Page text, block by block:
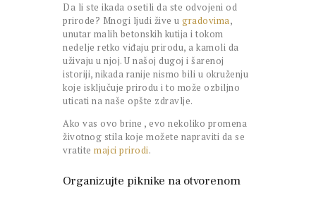
Da li ste ikada osetili da ste odvojeni od
prirode? Mnogi ljudi žive u gradovima,
unutar malih betonskih kutija i tokom
nedelje retko viđaju prirodu, a kamoli da
uživaju u njoj. U našoj dugoj i šarenoj
istoriji, nikada ranije nismo bili u okruženju
koje isključuje prirodu i to može ozbiljno
uticati na naše opšte zdravlje.
Ako vas ovo brine , evo nekoliko promena
životnog stila koje možete napraviti da se
vratite majci prirodi.
Organizujte piknike na otvorenom